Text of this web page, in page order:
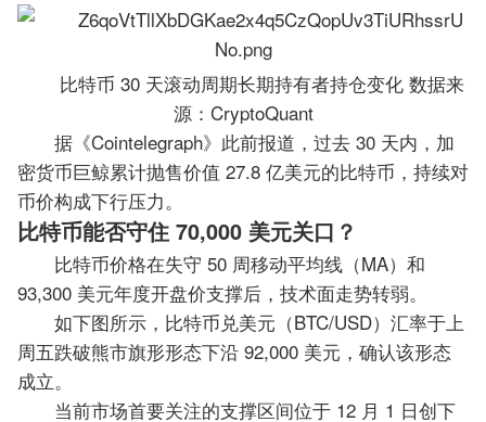
比特币 30 天滚动周期长期持有者持仓变化 数据来
源：CryptoQuant
据《Cointelegraph》此前报道，过去 30 天内，加
密货币巨鲸累计抛售价值 27.8 亿美元的比特币，持续对
币价构成下行压力。
比特币能否守住 70,000 美元关口？
比特币价格在失守 50 周移动平均线（MA）和
93,300 美元年度开盘价支撑后，技术面走势转弱。
如下图所示，比特币兑美元（BTC/USD）汇率于上
周五跌破熊市旗形形态下沿 92,000 美元，确认该形态
成立。
当前市场首要关注的支撑区间位于 12 月 1 日创下